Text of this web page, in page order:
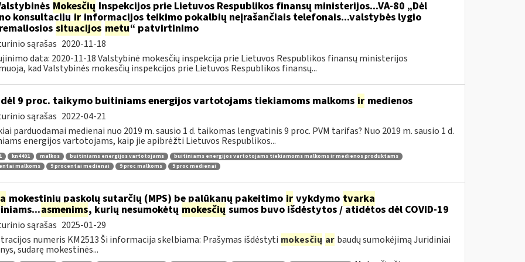
Mokesčių Inspekcijos prie Lietuvos Respublikos finansų ministerijos...VA-80 „Dėl
konsultacijųirinformacijos teikimo pokalbių neįrašančiais telefonais...valstybės lygio
situacijos metu“ patvirtinimo
sąrašas 2020-11-18
data: 2020-11-18 Valstybinė mokesčių inspekcija prie Lietuvos Respublikos finansų ministerijos
kad Valstybinės mokesčių inspekcijos prie Lietuvos Respublikos finansų...
dėl 9 proc. taikymo buitiniams energijos vartotojams tiekiamoms malkoms irmedienos
sąrašas 2022-04-21
parduodamai medienai nuo 2019 m. sausio 1 d. taikomas lengvatinis 9 proc. PVM tarifas? Nuo 2019 m. sausio 1 d.
energijos vartotojams, kaip jie apibrėžti Lietuvos Respublikos...
kn4401 malkos buitiniams energijos vartotojams
buitiniams energijos vartotojams tiekiamoms malkoms ir medienos produktams
malkoms
9 procentai medienai 9 proc malkoms 9 proc medienai
mokestinių paskolų sutarčių (MPS) be palūkanų pakeitimo irvykdymo tvarka
asmenims, kurių nesumokėtų mokesčių sumos buvo išdėstytos / atidėtos dėl COVID-19
sąrašas 2025-01-29
numeris KM2513 Ši informacija skelbiama: Prašymas išdėstyti mokesčių ar baudų sumokėjimą Juridiniai
sudarę mokestinės...